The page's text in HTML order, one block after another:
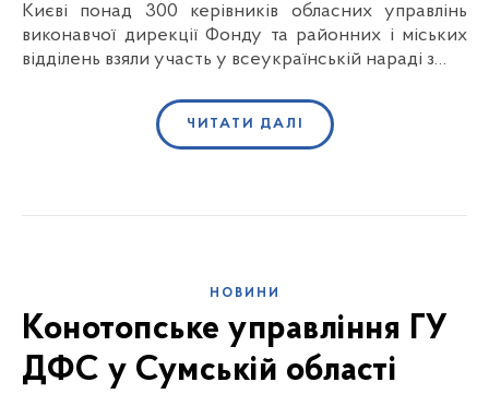
Києві понад 300 керівників обласних управлінь
виконавчої дирекції Фонду та районних і міських
відділень взяли участь у всеукраїнській нараді з…
ЧИТАТИ ДАЛІ
НОВИНИ
Конотопське управління ГУ
ДФС у Сумській області